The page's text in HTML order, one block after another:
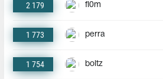
2 179 fl0m
1 773 perra
1 754 boltz